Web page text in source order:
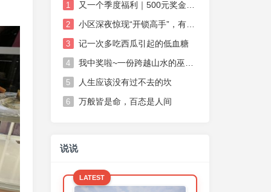
1
2 小区深夜惊现“开锁高手”，有点唏嘘也有点感慨
3 记一次多吃西瓜引起的低血糖
4
5 人生应该没有过不去的坎
6 万般皆是命，百态是人间
说说
LATEST